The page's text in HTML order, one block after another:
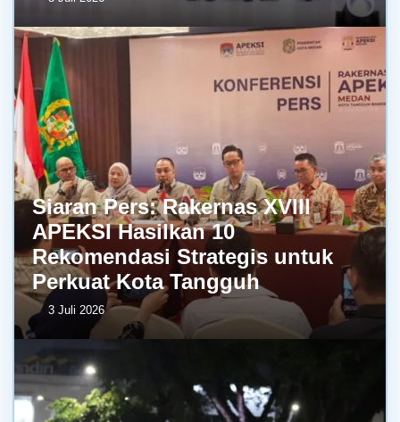
Siaran Pers: Rakernas XVIII
APEKSI Hasilkan 10
Rekomendasi Strategis untuk
Perkuat Kota Tangguh
3 Juli 2026